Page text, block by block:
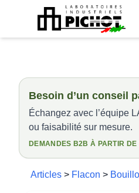
Besoin d’un conseil
Échangez avec l’équipe
ou faisabilité sur mesure.
DEMANDES B2B À PARTIR DE
Articles > Flacon >